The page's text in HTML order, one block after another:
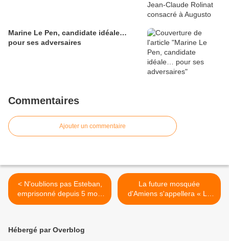
Marine Le Pen, candidate idéale…
pour ses adversaires
Commentaires
Ajouter un commentaire
< N'oublions pas Esteban,
emprisonné depuis 5 mois
pour s'être défendu contre
La future mosquée
d'Amiens s'appellera « La
Conquête (Al Fath) » >
Hébergé par Overblog